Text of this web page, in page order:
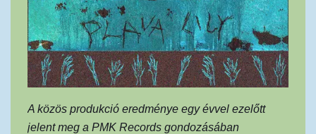
A közös produkció eredménye egy évvel ezelőtt
jelent meg a PMK Records gondozásában